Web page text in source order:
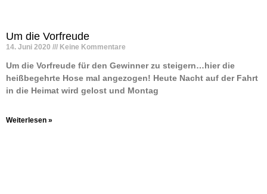
Um die Vorfreude
14. Juni 2020 Keine Kommentare
Um die Vorfreude für den Gewinner zu steigern…hier die
heißbegehrte Hose mal angezogen! Heute Nacht auf der Fahrt
in die Heimat wird gelost und Montag
Weiterlesen »